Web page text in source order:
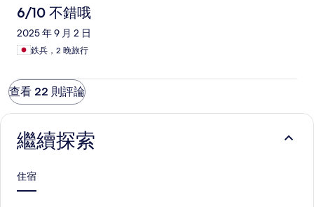
6/10 不錯哦
2025 年 9 月 2 日
鉄兵，2 晚旅行
查看 22 則評論
繼續探索
住宿